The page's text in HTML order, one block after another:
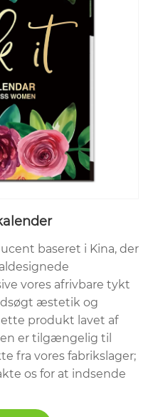
baseret i Kina, der
vores afrivbare tykt
æstetik og
produkt lavet af
er tilgængelig til
fra vores fabrikslager;
os for at indsende